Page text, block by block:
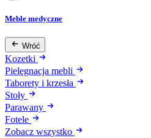
Meble medyczne
Wróć
Kozetki
Pielęgnacja mebli
Taborety i krzesła
Stoły
Parawany
Fotele
Zobacz wszystko